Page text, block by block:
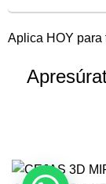
Aplica HOY para